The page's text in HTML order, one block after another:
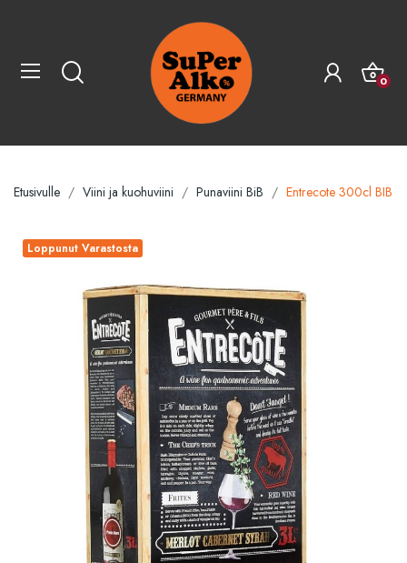
0
Etusivulle Viini ja kuohuviini Punaviini BiB Entrecote 300cl BIB
Loppunut Varastosta